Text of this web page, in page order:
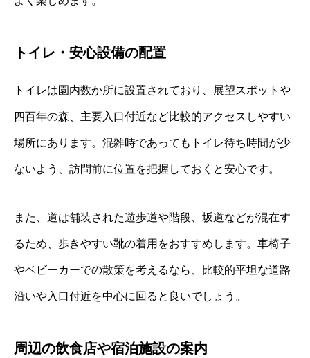
トイレ・安心設備の配置
トイレは園内数か所に設置されており、展望スポットや
四百年の森、主要入口付近など比較的アクセスしやすい
場所にあります。混雑時であってもトイレ待ち時間が少
ないよう、訪問前に位置を把握しておくと安心です。
また、道は舗装された遊歩道や階段、坂道などが混在す
るため、歩きやすい靴の着用をおすすめします。車椅子
やベビーカーでの散策を考えるなら、比較的平坦な道路
沿いや入口付近を中心に回ると良いでしょう。
周辺の飲食店や宿泊施設の案内